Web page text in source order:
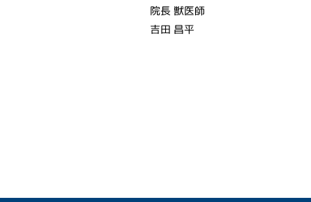
院長 獣医師
吉田 昌平